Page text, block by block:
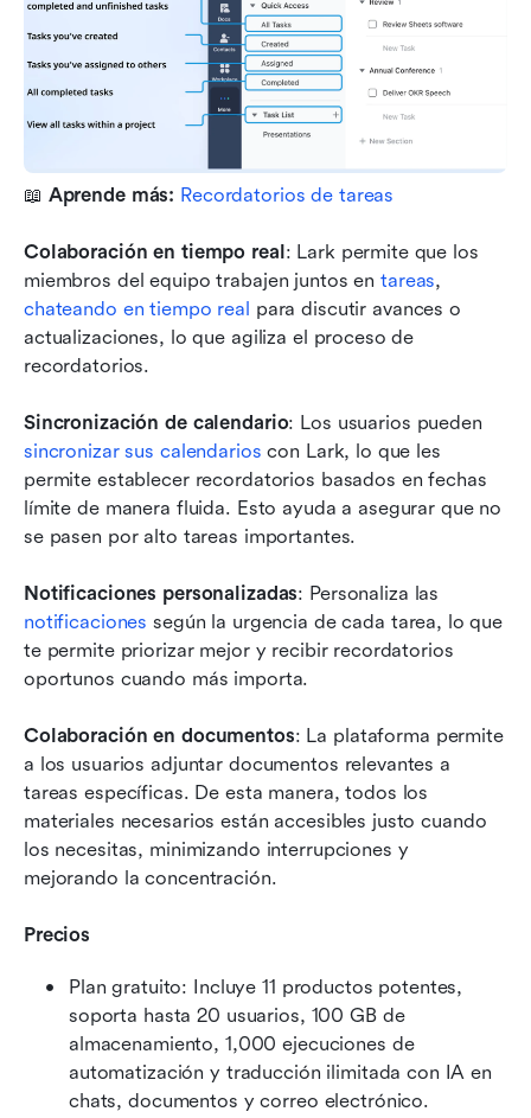
📖 Aprende más: Recordatorios de tareas
Colaboración en tiempo real: Lark permite que los
miembros del equipo trabajen juntos en tareas
chateando en tiempo real para discutir avances o
actualizaciones, lo que agiliza el proceso de
recordatorios.
Sincronización de calendario
sincronizar sus calendarios con Lark, lo que les
permite establecer recordatorios basados en fechas
límite de manera fluida. Esto ayuda a asegurar que no
se pasen por alto tareas importantes.
Notificaciones personalizadas
notificaciones según la urgencia de cada tarea, lo que
te permite priorizar mejor y recibir recordatorios
oportunos cuando más importa.
Colaboración en documentos: La plataforma permite
a los usuarios adjuntar documentos relevantes a
tareas específicas. De esta manera, todos los
materiales necesarios están accesibles justo cuando
los necesitas, minimizando interrupciones y
mejorando la concentración.
Precios
Plan gratuito: Incluye 11 productos potentes,
soporta hasta 20 usuarios, 100 GB de
almacenamiento, 1,000 ejecuciones de
automatización y traducción ilimitada con IA en
chats, documentos y correo electrónico.